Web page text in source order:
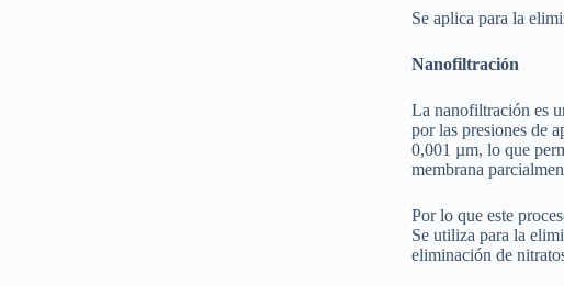
Se aplica para la
Nanofiltración
La nanofiltración es
por las presiones de
0,001 µm, lo que
membrana
Por lo que este
Se utiliza para la
eliminación de